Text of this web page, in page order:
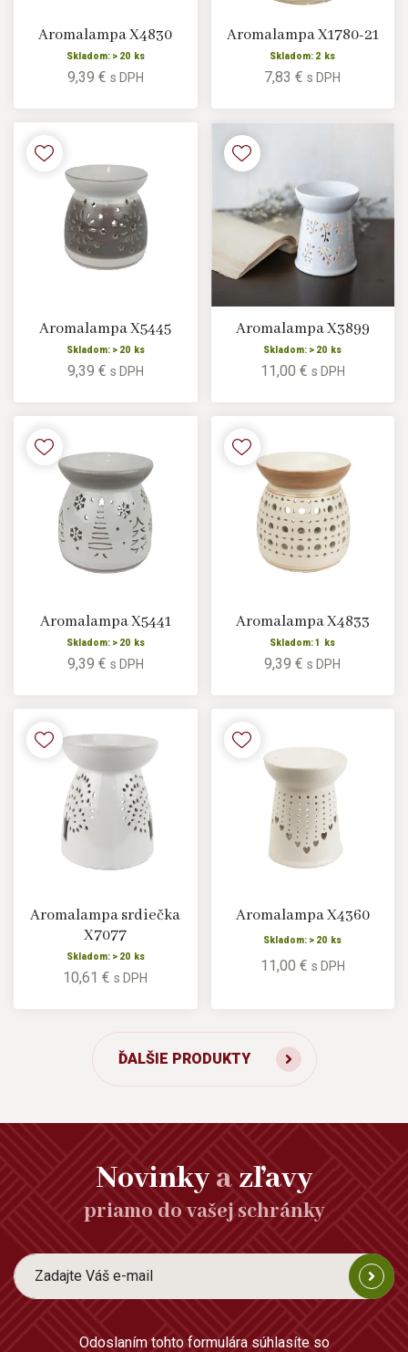
Aromalampa X4830
Skladom: > 20 ks
9,39 € s DPH
Aromalampa X1780-21
Skladom: 2 ks
7,83 €s DPH
Aromalampa X5445
Skladom: > 20 ks
9,39 € s DPH
Aromalampa X3899
Skladom: > 20 ks
11,00 € s DPH
Aromalampa X5441
Skladom: > 20 ks
9,39 € s DPH
Aromalampa X4833
Skladom: 1 ks
9,39 €s DPH
Aromalampa srdiečka
X7077
Skladom: > 20 ks
10,61 €s DPH
Aromalampa X4360
Skladom: > 20 ks
11,00 € s DPH
ĎALŠIE PRODUKTY
Novinkyazľavy
priamo do vašej schránky
Odoslaním tohto formulára súhlasíte so